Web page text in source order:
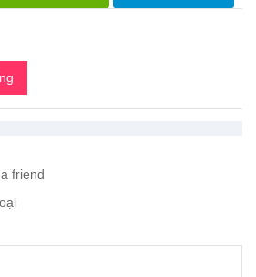
friend